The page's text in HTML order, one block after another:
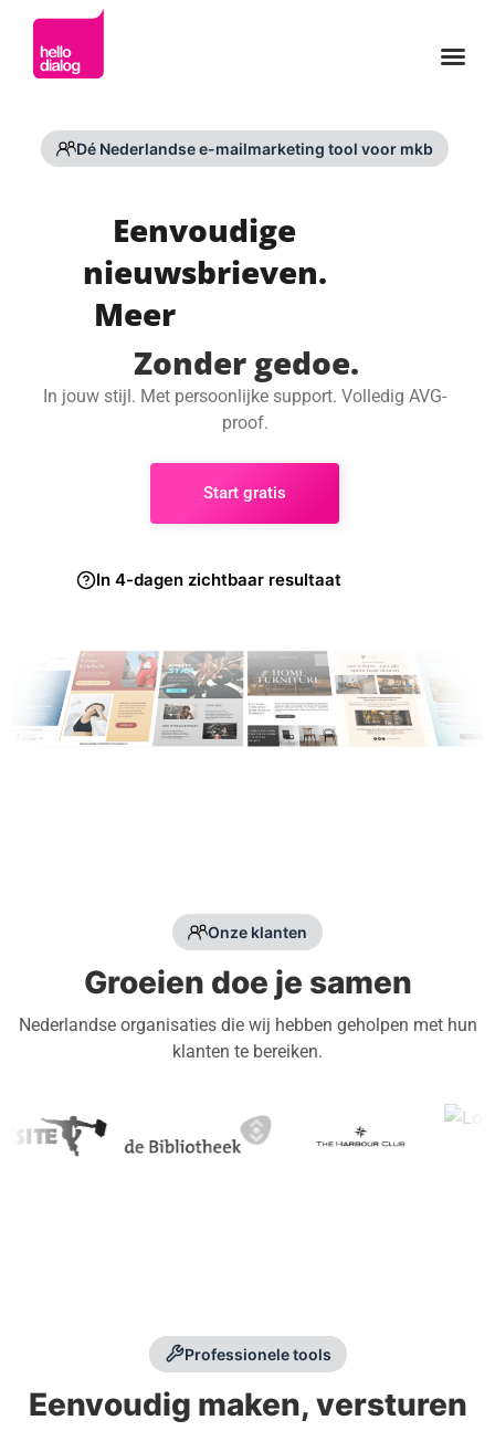
Dé Nederlandse e-mailmarketing tool voor mkb
Eenvoudige
nieuwsbrieven.
Meer
Zonder gedoe.
In jouw stijl. Met persoonlijke support. Volledig AVG-
proof.
Start gratis
In 4-dagen zichtbaar resultaat
Onze klanten
Groeien doe je samen
Nederlandse organisaties die wij hebben geholpen met hun
klanten te bereiken.
Professionele tools
Eenvoudig maken, versturen